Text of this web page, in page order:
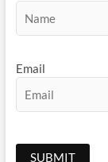
Email